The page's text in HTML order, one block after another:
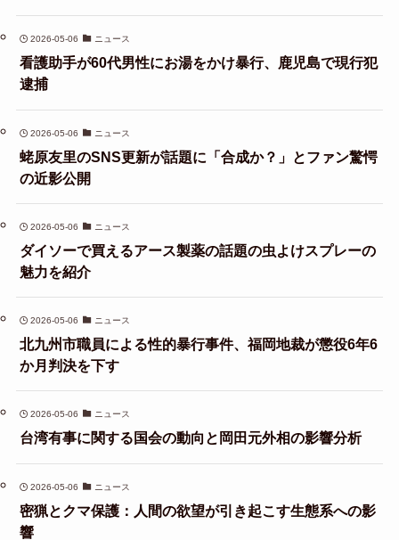
2026-05-06 ニュース
看護助手が60代男性にお湯をかけ暴行、鹿児島で現行犯
逮捕
2026-05-06 ニュース
蛯原友里のSNS更新が話題に「合成か？」とファン驚愕
の近影公開
2026-05-06 ニュース
ダイソーで買えるアース製薬の話題の虫よけスプレーの
魅力を紹介
2026-05-06 ニュース
北九州市職員による性的暴行事件、福岡地裁が懲役6年6
か月判決を下す
2026-05-06 ニュース
台湾有事に関する国会の動向と岡田元外相の影響分析
2026-05-06 ニュース
密猟とクマ保護：人間の欲望が引き起こす生態系への影
響